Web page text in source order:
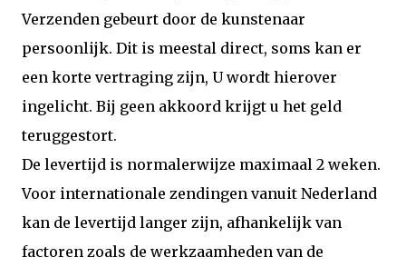
Verzenden gebeurt door de kunstenaar
persoonlijk. Dit is meestal direct, soms kan er
een korte vertraging zijn, U wordt hierover
ingelicht. Bij geen akkoord krijgt u het geld
teruggestort.
De levertijd is normalerwijze maximaal 2 weken.
Voor internationale zendingen vanuit Nederland
kan de levertijd langer zijn, afhankelijk van
factoren zoals de werkzaamheden van de